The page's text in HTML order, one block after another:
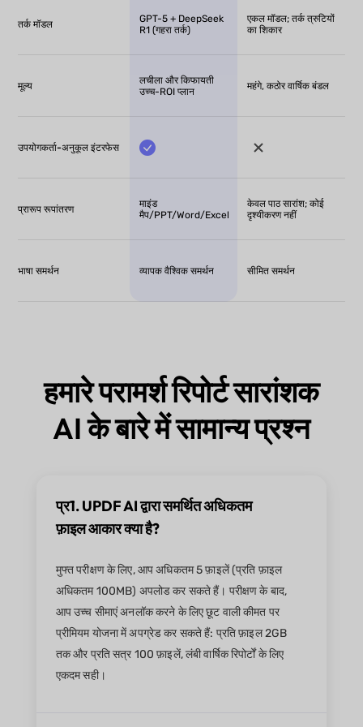
तर्क मॉडल
GPT-5 + DeepSeek
R1 (गहरा तर्क)
एकल मॉडल; तर्क त्रुटियों
का शिकार
मूल्य
लचीला और किफायती
उच्च-ROI प्लान
महंगे, कठोर वार्षिक बंडल
उपयोगकर्ता-अनुकूल इंटरफेस
प्रारूप रूपांतरण
माइंड
मैप/PPT/Word/Excel
केवल पाठ सारांश; कोई
दृश्यीकरण नहीं
भाषा समर्थन व्यापक वैश्विक समर्थन सीमित समर्थन
हमारे परामर्श रिपोर्ट सारांशक
AI के बारे में सामान्य प्रश्न
प्र1. UPDF AI द्वारा समर्थित अधिकतम
फ़ाइल आकार क्या है?
मुफ्त परीक्षण के लिए, आप अधिकतम 5 फ़ाइलें (प्रति फ़ाइल
अधिकतम 100MB) अपलोड कर सकते हैं। परीक्षण के बाद,
आप उच्च सीमाएं अनलॉक करने के लिए छूट वाली कीमत पर
प्रीमियम योजना में अपग्रेड कर सकते हैं: प्रति फ़ाइल 2GB
तक और प्रति सत्र 100 फ़ाइलें, लंबी वार्षिक रिपोर्टों के लिए
एकदम सही।